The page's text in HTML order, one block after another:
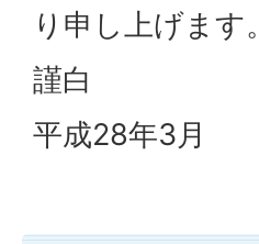
り申し上げます。
謹白
平成28年3月